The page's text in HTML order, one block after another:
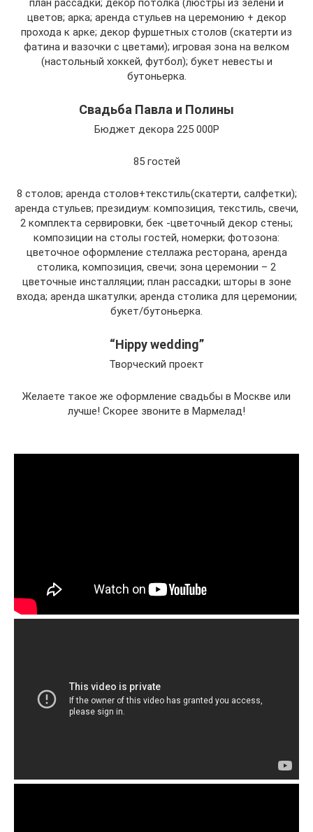
план рассадки; декор потолка (люстры из зелени и
цветов; арка; аренда стульев на церемонию + декор
прохода к арке; декор фуршетных столов (скатерти из
фатина и вазочки с цветами); игровая зона на велком
(настольный хоккей, футбол); букет невесты и
бутоньерка.
Свадьба Павла и Полины
Бюджет декора 225 000Р
85 гостей
8 столов; аренда столов+текстиль(скатерти, салфетки);
аренда стульев; президиум: композиция, текстиль, свечи,
2 комплекта сервировки, бек -цветочный декор стены;
композиции на столы гостей, номерки; фотозона:
цветочное оформление стеллажа ресторана, аренда
столика, композиция, свечи; зона церемонии – 2
цветочные инсталляции; план рассадки; шторы в зоне
входа; аренда шкатулки; аренда столика для церемонии;
букет/бутоньерка.
“Hippy wedding”
Творческий проект
Желаете такое же оформление свадьбы в Москве или
лучше! Скорее звоните в Мармелад!